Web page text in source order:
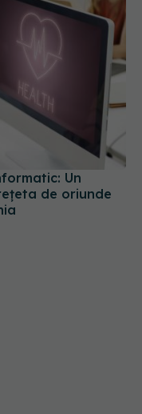
Un
de oriunde